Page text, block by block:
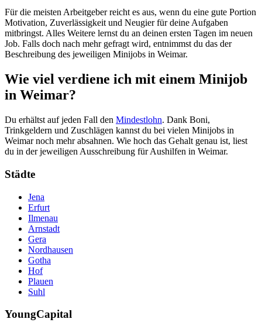
Für die meisten Arbeitgeber reicht es aus, wenn du eine gute Portion
Motivation, Zuverlässigkeit und Neugier für deine Aufgaben
mitbringst. Alles Weitere lernst du an deinen ersten Tagen im neuen
Job. Falls doch nach mehr gefragt wird, entnimmst du das der
Beschreibung des jeweiligen Minijobs in Weimar.
Wie viel verdiene ich mit einem Minijob
in Weimar?
Du erhältst auf jeden Fall den Mindestlohn. Dank Boni,
Trinkgeldern und Zuschlägen kannst du bei vielen Minijobs in
Weimar noch mehr absahnen. Wie hoch das Gehalt genau ist, liest
du in der jeweiligen Ausschreibung für Aushilfen in Weimar.
Städte
Jena
Erfurt
Ilmenau
Arnstadt
Gera
Nordhausen
Gotha
Hof
Plauen
Suhl
YoungCapital